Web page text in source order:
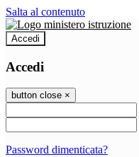
Salta al contenuto
Accedi
Accedi
button close ×
Password dimenticata?